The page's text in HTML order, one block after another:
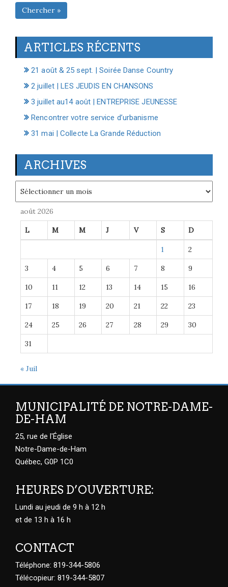
Chercher »
ARTICLES RÉCENTS
21 août & 25 sept. | Soirée Danse Country
2 juillet | LES JEUDIS EN CHANSONS
3 juillet au14 août | ENTREPRISE JEUNESSE
Rencontrer votre service d’urbanisme
31 mai | Collecte La Grande Réduction
ARCHIVES
août 2026
L M M J V S D
1 2
3 4 5 6 7 8 9
10 11 12 13 14 15 16
17 18 19 20 21 22 23
24 25 26 27 28 29 30
31
« Juil
MUNICIPALITÉ DE NOTRE-DAME-
DE-HAM
25, rue de l'Église
Notre-Dame-de-Ham
Québec, G0P 1C0
HEURES D’OUVERTURE:
Lundi au jeudi de 9 h à 12 h
et de 13 h à 16 h
CONTACT
Téléphone: 819-344-5806
Télécopieur: 819-344-5807